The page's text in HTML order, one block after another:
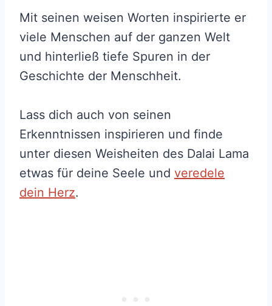
Mit seinen weisen Worten inspirierte er
viele Menschen auf der ganzen Welt
und hinterließ tiefe Spuren in der
Geschichte der Menschheit.
Lass dich auch von seinen
Erkenntnissen inspirieren und finde
unter diesen Weisheiten des Dalai Lama
etwas für deine Seele und veredele
dein Herz.